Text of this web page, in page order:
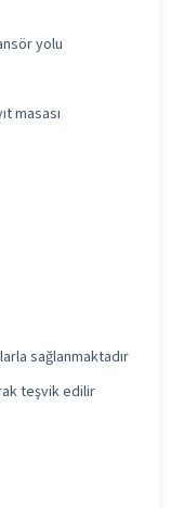
yolu
masası
sağlanmaktadır
teşvik edilir